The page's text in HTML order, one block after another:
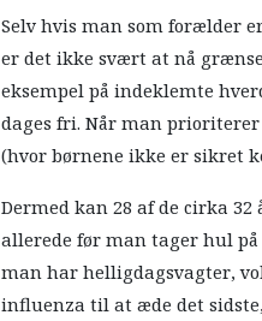
Selv hvis man som forælder
er det ikke svært at nå
eksempel på indeklemte
dages fri. Når man
(hvor børnene ikke er sikret
Dermed kan 28 af de cirka
allerede før man tager hul
man har helligdagsvagter,
influenza til at æde det